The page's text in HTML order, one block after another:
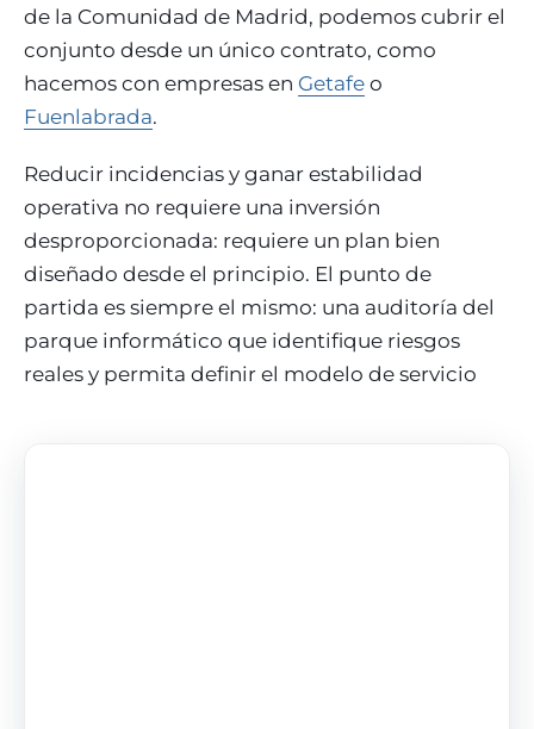
de la Comunidad de Madrid, podemos cubrir el
conjunto desde un único contrato, como
hacemos con empresas en Getafe o
Fuenlabrada.
Reducir incidencias y ganar estabilidad
operativa no requiere una inversión
desproporcionada: requiere un plan bien
diseñado desde el principio. El punto de
partida es siempre el mismo: una auditoría del
parque informático que identifique riesgos
reales y permita definir el modelo de servicio